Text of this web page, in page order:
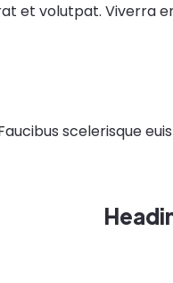
et volutpat. Viverra
scelerisque